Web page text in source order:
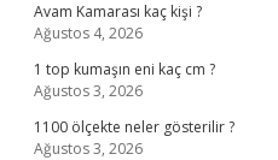
Avam Kamarası kaç kişi ?
Ağustos 4, 2026
1 top kumaşın eni kaç cm ?
Ağustos 3, 2026
1100 ölçekte neler gösterilir ?
Ağustos 3, 2026